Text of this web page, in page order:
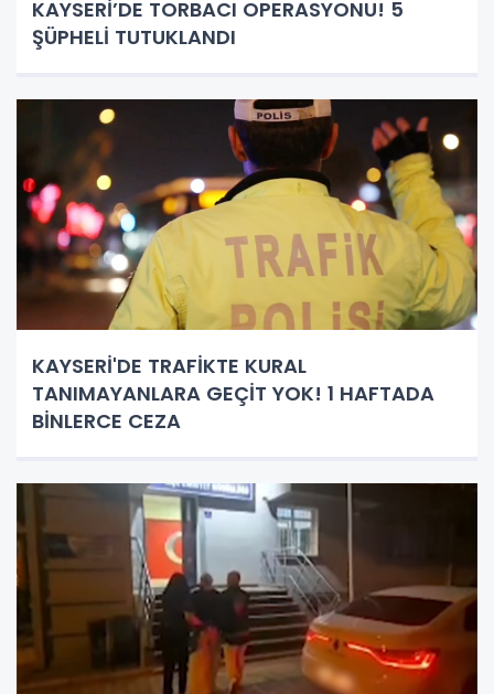
KAYSERİ’DE TORBACI OPERASYONU! 5
ŞÜPHELİ TUTUKLANDI
KAYSERİ'DE TRAFİKTE KURAL
TANIMAYANLARA GEÇİT YOK! 1 HAFTADA
BİNLERCE CEZA